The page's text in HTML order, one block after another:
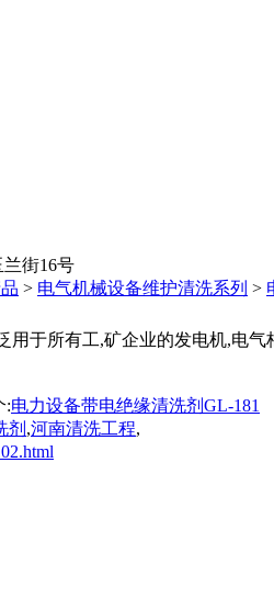
街16号
> 电气机械设备维护清洗系列 >
用于所有工,矿企业的发电机,电
:电力设备带电绝缘清洗剂GL-181
剂 ,河南清洗工程,